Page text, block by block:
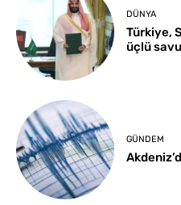
DÜNYA
Türkiye,
üçlü
GÜNDEM